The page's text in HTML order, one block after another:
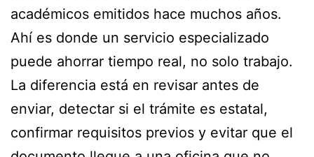
académicos emitidos hace muchos años.
Ahí es donde un servicio especializado
puede ahorrar tiempo real, no solo trabajo.
La diferencia está en revisar antes de
enviar, detectar si el trámite es estatal,
confirmar requisitos previos y evitar que el